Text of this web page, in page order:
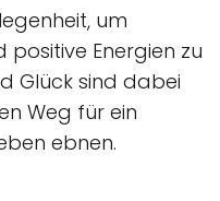
um
positive Energien zu
Glück sind dabei
Weg für ein
ebnen.